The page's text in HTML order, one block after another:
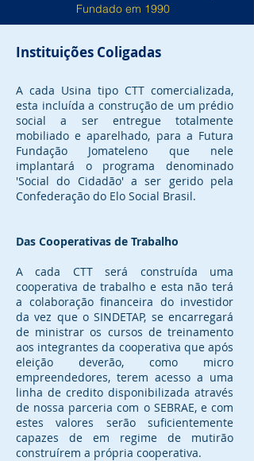
Fundado em 1990
Instituições Coligadas
A cada Usina tipo CTT comercializada,
esta incluída a construção de um prédio
social a ser entregue totalmente
mobiliado e aparelhado, para a Futura
Fundação Jomateleno que nele
implantará o programa denominado
'Social do Cidadão' a ser gerido pela
Confederação do Elo Social Brasil.
Das Cooperativas de Trabalho
A cada CTT será construída uma
cooperativa de trabalho e esta não terá
a colaboração financeira do investidor
da vez que o SINDETAP, se encarregará
de ministrar os cursos de treinamento
aos integrantes da cooperativa que após
eleição deverão, como micro
empreendedores, terem acesso a uma
linha de credito disponibilizada através
de nossa parceria com o SEBRAE, e com
estes valores serão suficientemente
capazes de em regime de mutirão
construírem a própria cooperativa.